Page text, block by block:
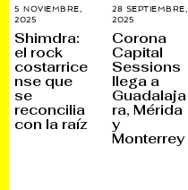
5 NOVIEMBRE,
2025
F
E
B
R
E
O
,
2
Shimdra:
el rock
costarrice
nse que
se
reconcilia
con la raíz
28 SEPTIEMBRE,
2025
O
C
T
U
B
R
E
,
0
Corona
Capital
Sessions
llega a
Guadalaja
ra, Mérida
y
Monterrey